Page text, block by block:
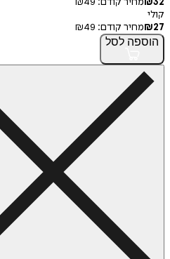
קולי
₪27 מחיר קודם: ₪49
הוספה לסל